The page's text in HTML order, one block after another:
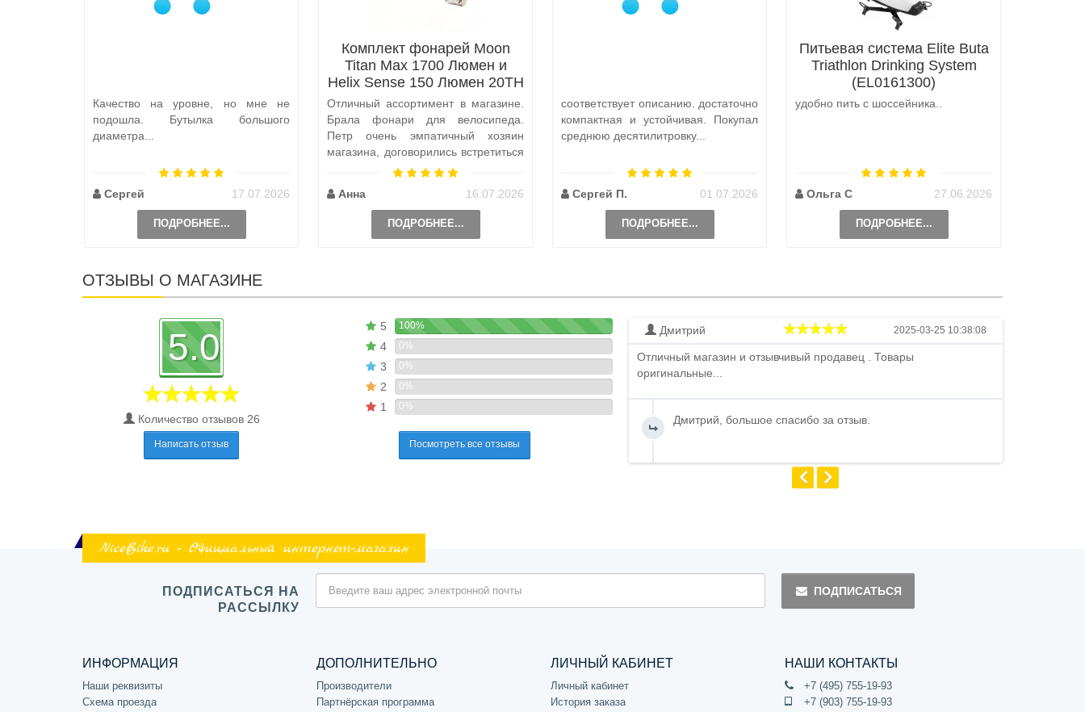
Качество на уровне, но мне не
подошла. Бутылка большого
диаметра...
Сергей 17.07.2026
ПОДРОБНЕЕ...
Комплект фонарей Moon
Titan Max 1700 Люмен и
Helix Sense 150 Люмен 20TH
Anniversary Edition
Отличный ассортимент в магазине.
Брала фонари для велосипеда.
Петр очень эмпатичный хозяин
магазина, договорились встретиться
по пути, чтобы передать ..
Анна
16.07.2026
ПОДРОБНЕЕ...
соответствует описанию. достаточно
компактная и устойчивая. Покупал
среднюю десятилитровку...
Сергей П. 01.07.2026
ПОДРОБНЕЕ...
Питьевая система Elite Buta
Triathlon Drinking System
(EL0161300)
удобно пить с шоссейника..
Ольга С 27.06.2026
ПОДРОБНЕЕ...
ОТЗЫВЫ О МАГАЗИНЕ
5.0
Количество отзывов 26
Написать отзыв
5 100%
4 0%
3 0%
2 0%
1 0%
Посмотреть все отзывы
Дмитрий 2025-03-25 10:38:08
Отличный магазин и отзывчивый продавец . Товары
оригинальные...
Дмитрий, большое спасибо за отзыв.
NiceBike.ru - Официальный интернет-магазин
ПОДПИСАТЬСЯ НА
РАССЫЛКУ
ПОДПИСАТЬСЯ
ИНФОРМАЦИЯ
Наши реквизиты
Схема проезда
ДОПОЛНИТЕЛЬНО
Производители
Партнёрская программа
ЛИЧНЫЙ КАБИНЕТ
Личный кабинет
История заказа
НАШИ КОНТАКТЫ
+7 (495) 755-19-93
+7 (903) 755-19-93